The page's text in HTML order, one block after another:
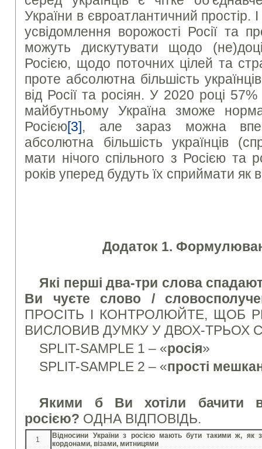
України в євроатлантичний простір.
усвідомлення ворожості Росії та
можуть дискутувати щодо
Росією, щодо поточних цілей та
проте абсолютна більшість
від Росії та росіян. У 2020 році
майбутньому Україна зможе
Росією[3], але зараз можна
абсолютна більшість українців
мати нічого спільного з Росією та
років уперед будуть їх сприймати як
Додаток 1.
Які перші два-три слова
Ви чуєте слово /
ПРОСІТЬ І КОНТРОЛЮЙТЕ, ЩОБ
ВИСЛОВИВ ДУМКУ У ДВОХ-ТРЬОХ
SPLIT-SAMPLE 1 – «росія»
SPLIT-SAMPLE 2 – «прості
Якими б Ви хотіли бачити
росією? ОДНА ВІДПОВІДЬ.
1
Відносини України з росією мають бути такими ж,
кордонами, візами, митницями